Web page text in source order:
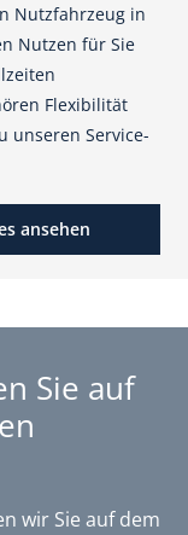
Nutzfahrzeug in
Nutzen für Sie
Flexibilität
unseren Service-
ansehen
Sie auf
wir Sie auf dem